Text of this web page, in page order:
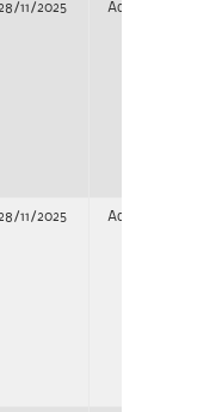
28/11/2025 Adjudicación
28/11/2025 Adjudicación